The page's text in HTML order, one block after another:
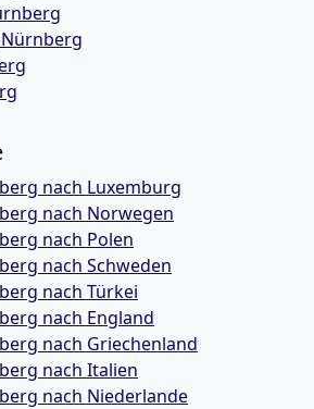
nach Luxemburg
nach Norwegen
nach Polen
nach Schweden
nach Türkei
nach England
nach Griechenland
nach Italien
nach Niederlande